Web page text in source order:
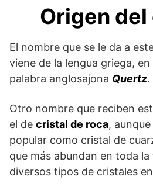
Origen
El nombre que se le da a
viene de la lengua griega,
palabra anglosajona Quertz.
Otro nombre que reciben
el de cristal de roca,
popular como cristal de
que más abundan en toda
diversos tipos de cristales